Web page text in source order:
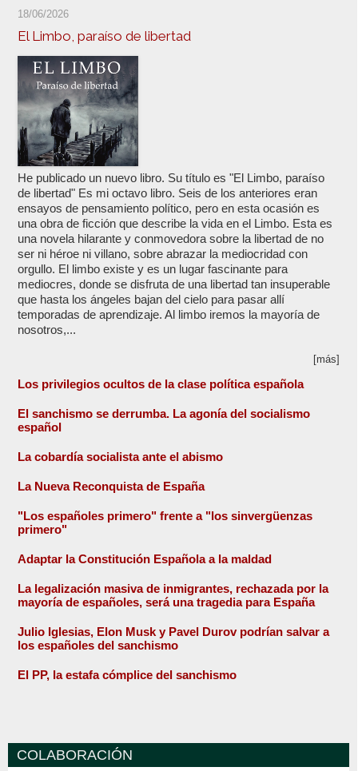
18/06/2026
El Limbo, paraíso de libertad
He publicado un nuevo libro. Su título es "El Limbo, paraíso
de libertad" Es mi octavo libro. Seis de los anteriores eran
ensayos de pensamiento político, pero en esta ocasión es
una obra de ficción que describe la vida en el Limbo. Esta es
una novela hilarante y conmovedora sobre la libertad de no
ser ni héroe ni villano, sobre abrazar la mediocridad con
orgullo. El limbo existe y es un lugar fascinante para
mediocres, donde se disfruta de una libertad tan insuperable
que hasta los ángeles bajan del cielo para pasar allí
temporadas de aprendizaje. Al limbo iremos la mayoría de
nosotros,...
[más]
Los privilegios ocultos de la clase política española
El sanchismo se derrumba. La agonía del socialismo
español
La cobardía socialista ante el abismo
La Nueva Reconquista de España
"Los españoles primero" frente a "los sinvergüenzas
primero"
Adaptar la Constitución Española a la maldad
La legalización masiva de inmigrantes, rechazada por la
mayoría de españoles, será una tragedia para España
Julio Iglesias, Elon Musk y Pavel Durov podrían salvar a
los españoles del sanchismo
El PP, la estafa cómplice del sanchismo
COLABORACIÓN